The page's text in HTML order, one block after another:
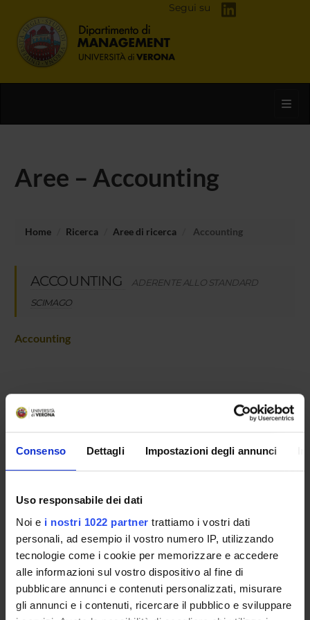
Consenso Dettagli Impostazioni degli annunci
Uso responsabile dei dati
Noi e i nostri 1022 partner trattiamo i vostri dati
personali, ad esempio il vostro numero IP, utilizzando
tecnologie come i cookie per memorizzare e accedere
alle informazioni sul vostro dispositivo al fine di
pubblicare annunci e contenuti personalizzati, misurare
gli annunci e i contenuti, ricercare il pubblico e sviluppare
Segui su
Aree – Accounting
Home Ricerca Aree di ricerca Accounting
ACCOUNTING
ADERENTE ALLO STANDARD
SCIMAGO
Accounting
GRUPPI DI RICERCA
DOTTORATI DI RICERCA
STRUTTURE
CENTRI E LABORATORI
BIBLIOTECHE